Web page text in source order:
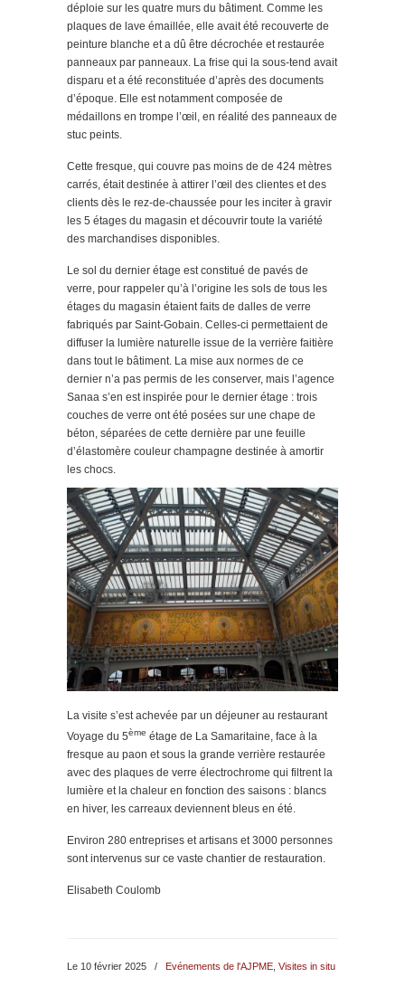
déploie sur les quatre murs du bâtiment. Comme les
plaques de lave émaillée, elle avait été recouverte de
peinture blanche et a dû être décrochée et restaurée
panneaux par panneaux. La frise qui la sous-tend avait
disparu et a été reconstituée d’après des documents
d’époque. Elle est notamment composée de
médaillons en trompe l’œil, en réalité des panneaux de
stuc peints.
Cette fresque, qui couvre pas moins de de 424 mètres
carrés, était destinée à attirer l’œil des clientes et des
clients dès le rez-de-chaussée pour les inciter à gravir
les 5 étages du magasin et découvrir toute la variété
des marchandises disponibles.
Le sol du dernier étage est constitué de pavés de
verre, pour rappeler qu’à l’origine les sols de tous les
étages du magasin étaient faits de dalles de verre
fabriqués par Saint-Gobain. Celles-ci permettaient de
diffuser la lumière naturelle issue de la verrière faitière
dans tout le bâtiment. La mise aux normes de ce
dernier n’a pas permis de les conserver, mais l’agence
Sanaa s’en est inspirée pour le dernier étage : trois
couches de verre ont été posées sur une chape de
béton, séparées de cette dernière par une feuille
d’élastomère couleur champagne destinée à amortir
les chocs.
La visite s’est achevée par un déjeuner au restaurant
Voyage du 5ème étage de La Samaritaine, face à la
fresque au paon et sous la grande verrière restaurée
avec des plaques de verre électrochrome qui filtrent la
lumière et la chaleur en fonction des saisons : blancs
en hiver, les carreaux deviennent bleus en été.
Environ 280 entreprises et artisans et 3000 personnes
sont intervenus sur ce vaste chantier de restauration.
Elisabeth Coulomb
Le 10 février 2025 / Evénements de l'AJPME Visites in situ